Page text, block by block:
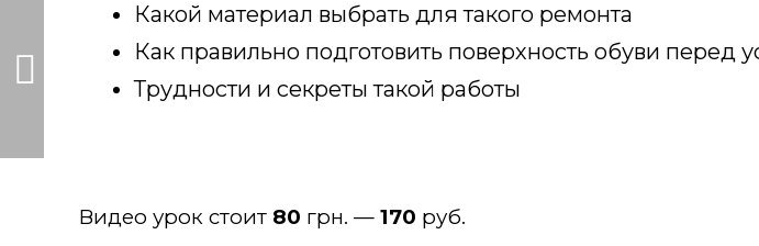
Какой материал выбрать для такого ремонта
Как правильно подготовить поверхность обуви перед
Трудности и секреты такой работы
Видео урок стоит 80 грн. — 170 руб.